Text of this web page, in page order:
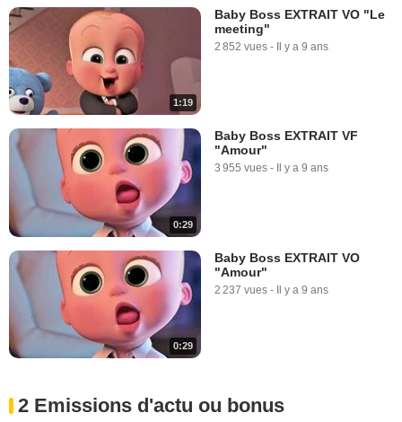
1:19
Baby Boss EXTRAIT VO "Le
meeting"
2 852 vues - Il y a 9 ans
0:29
Baby Boss EXTRAIT VF
"Amour"
3 955 vues - Il y a 9 ans
0:29
Baby Boss EXTRAIT VO
"Amour"
2 237 vues - Il y a 9 ans
2 Emissions d'actu ou bonus